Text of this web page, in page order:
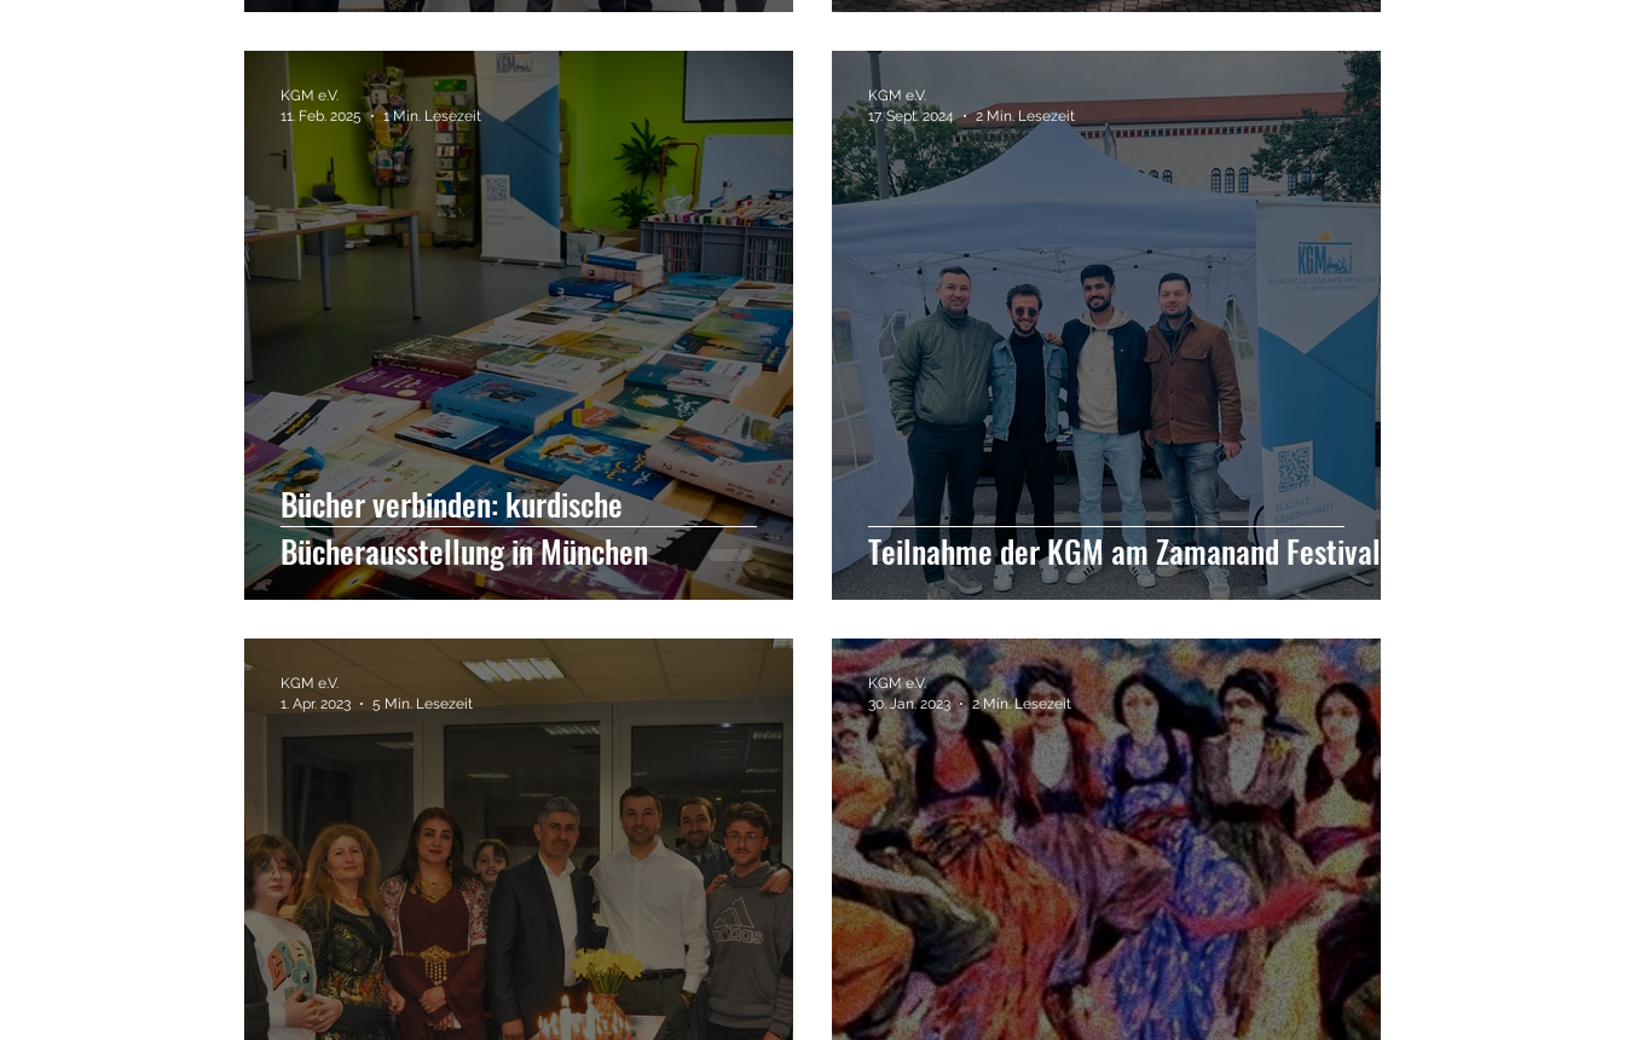
Bücher verbinden: kurdische
Bücherausstellung in München
KGM e.V.
11. Feb. 2025
1 Min. Lesezeit
Teilnahme der KGM am Zamanand Festival
KGM e.V.
17. Sept. 2024
2 Min. Lesezeit
KGM e.V.
1. Apr. 2023
5 Min. Lesezeit
KGM e.V.
30. Jan. 2023
2 Min. Lesezeit